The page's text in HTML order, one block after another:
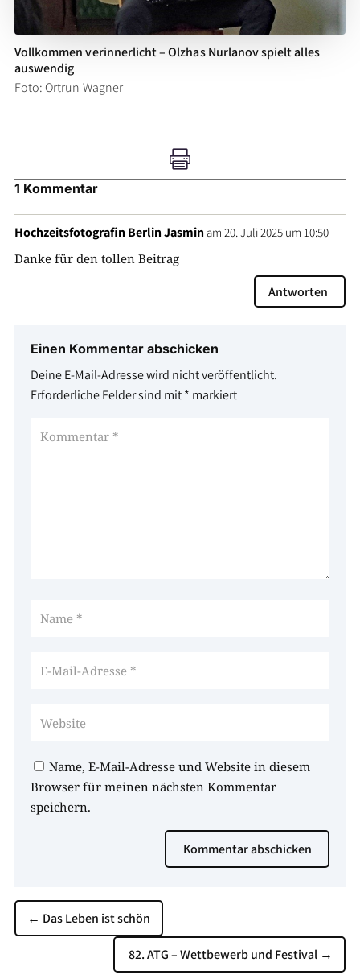
Vollkommen verinnerlicht – Olzhas Nurlanov spielt alles
auswendig
Foto: Ortrun Wagner

1 Kommentar
Hochzeitsfotografin Berlin Jasminam 20. Juli 2025 um 10:50
Danke für den tollen Beitrag
Antworten
Einen Kommentar abschicken
Deine E-Mail-Adresse wird nicht veröffentlicht.
Erforderliche Felder sind mit* markiert
Name, E-Mail-Adresse und Website in diesem
Browser für meinen nächsten Kommentar
speichern.
Kommentar abschicken
← Das Leben ist schön
82. ATG – Wettbewerb und Festival →